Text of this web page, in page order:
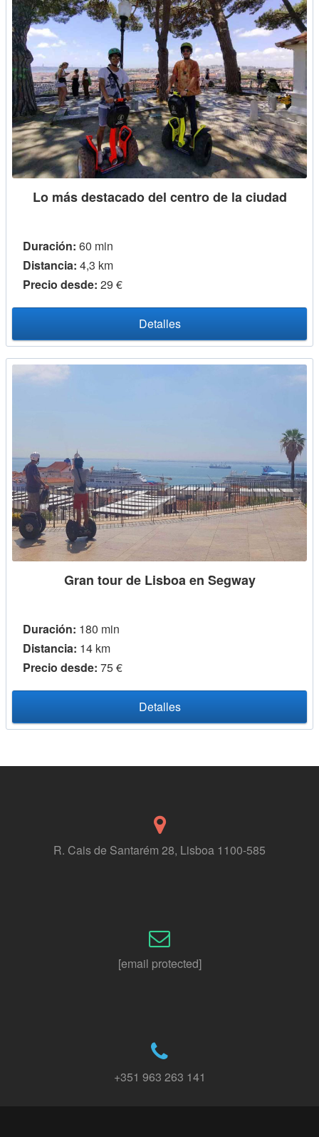
Lo más destacado del centro de la ciudad
Duración: 60 min
Distancia: 4,3 km
Precio desde: 29 €
Detalles
Gran tour de Lisboa en Segway
Duración: 180 min
Distancia: 14 km
Precio desde: 75 €
Detalles
R. Cais de Santarém 28, Lisboa 1100-585
[email protected]
+351 963 263 141